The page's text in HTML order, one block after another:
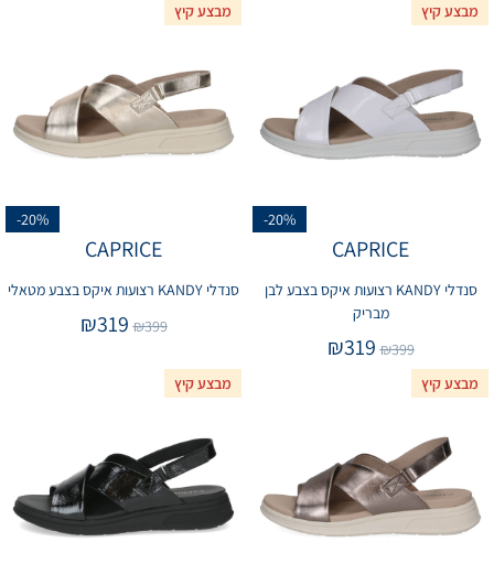
מבצע קיץ
-20%
CAPRICE
סנדלי KANDY רצועות איקס בצבע לבן
מבריק
₪399
₪319
מבצע קיץ
-20%
CAPRICE
סנדלי KANDY רצועות איקס בצבע מטאלי
₪399
₪319
מבצע קיץ מבצע קיץ